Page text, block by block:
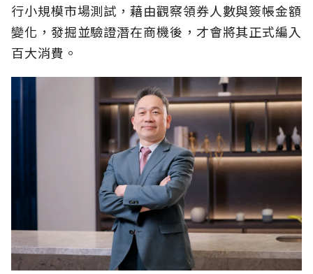
行小規模市場測試，藉由觀察領券人數與簽帳金額
變化，發掘並驗證潛在商機後，才會將其正式編入
百大消費。